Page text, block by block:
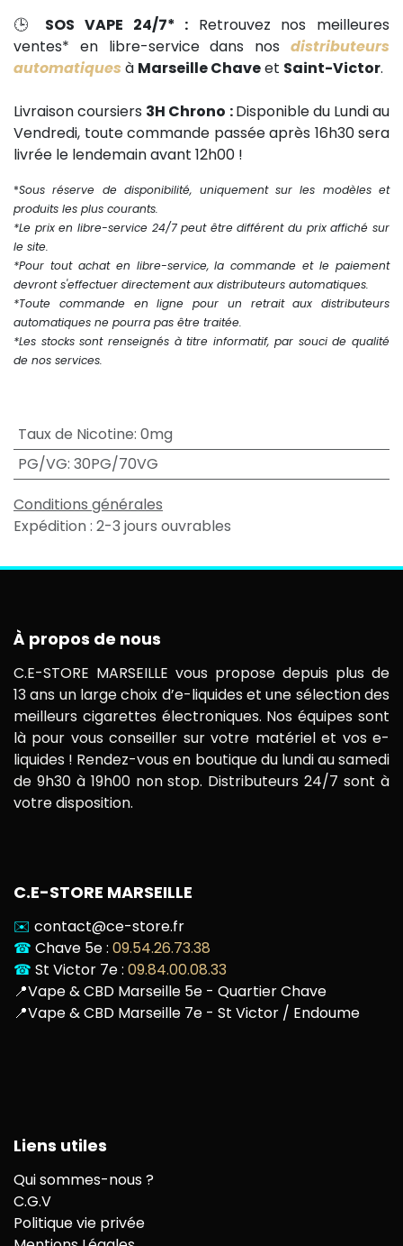
🕒 SOS VAPE 24/7* : Retrouvez nos meilleures
ventes* en libre-service dans nos distributeurs
automatiques à Marseille Chaveet Saint-Victor.
Livraison coursiers 3H Chrono :Disponible du Lundi au
Vendredi, toute commande passée après 16h30 sera
livrée le lendemain avant 12h00 !
*Sous réserve de disponibilité, uniquement sur les modèles et
produits les plus courants.
*Le prix en libre-service 24/7 peut être différent du prix affiché sur
le site.
*Pour tout achat en libre-service, la commande et le paiement
devront s'effectuer directement aux distributeurs automatiques.
*Toute commande en ligne pour un retrait aux distributeurs
automatiques ne pourra pas être traitée.
*Les stocks sont renseignés à titre informatif, par souci de qualité
de nos services.
Taux de Nicotine: 0mg
PG/VG: 30PG/70VG
Conditions générales
Expédition : 2-3 jours ouvrables
À propos de nous
C.E-STORE MARSEILLE vous propose depuis plus de
13 ans un large choix d’e-liquides et une sélection des
meilleurs cigarettes électroniques. Nos équipes sont
là pour vous conseiller sur votre matériel et vos e-
liquides ! Rendez-vous en boutique du lundi au samedi
de 9h30 à 19h00 non stop. Distributeurs 24/7 sont à
votre disposition.
C.E-STORE MARSEILLE
✉️ contact@ce-store.fr
☎ Chave 5e : 09.54.26.73.38
☎ St Victor 7e : 09.84.00.08.33
📍Vape & CBD Marseille 5e - Quartier Chave
📍Vape & CBD Marseille 7e - St Victor / Endoume
Liens utiles
Qui sommes-nous ?
C.G.V
Politique vie privée